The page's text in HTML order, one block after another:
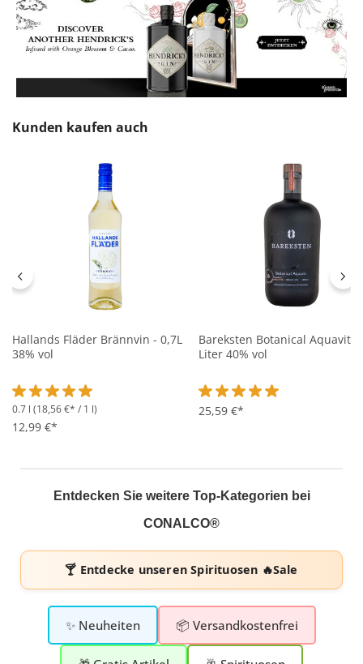
Produktgalerie überspringen
Kunden kaufen auch
Hallands Fläder Brännvin - 0,7L
38% vol
Durchschnittliche Bewertung von 5 von 5 Sternen
0.7 l (18,56 €* / 1 l)
12,99 €*
Bareksten Botanical Aquavit -
Liter 40% vol
Durchschnittliche
25,59 €*
Entdecken Sie weitere Top-Kategorien bei
CONALCO®
🍸 Entdecke unserenSpirituosen 🔥Sale
✨ Neuheiten 📦 Versandkostenfrei